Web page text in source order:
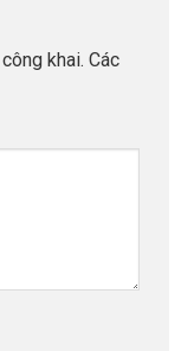
khai. Các